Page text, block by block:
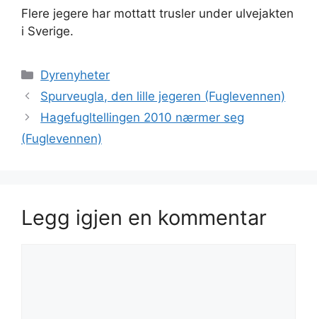
Flere jegere har mottatt trusler under ulvejakten
i Sverige.
Kategorier
Dyrenyheter
Spurveugla, den lille jegeren (Fuglevennen)
Hagefugltellingen 2010 nærmer seg
(Fuglevennen)
Legg igjen en kommentar